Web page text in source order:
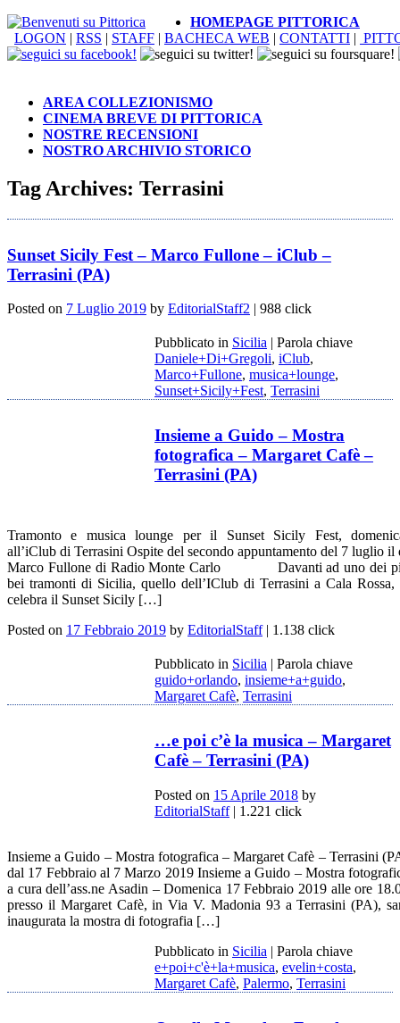
LOGON | RSS | STAFF | BACHECA WEB | CONTATTI |
HOMEPAGE PITTORICA
AREA COLLEZIONISMO
CINEMA BREVE DI PITTORICA
NOSTRE RECENSIONI
NOSTRO ARCHIVIO STORICO
Tag Archives: Terrasini
Sunset Sicily Fest – Marco Fullone – iClub –
Terrasini (PA)
Posted on 7 Luglio 2019 by EditorialStaff2 | 988 click
Tramonto e musica lounge per il Sunset Sicily Fest,
all’iClub di Terrasini Ospite del secondo appuntamento del 7 luglio il
Marco Fullone di Radio Monte Carlo Davanti ad uno dei
bei tramonti di Sicilia, quello dell’IClub di Terrasini a Cala Rossa,
celebra il Sunset Sicily […]
Pubblicato in Sicilia | Parola chiave
Daniele+Di+Gregoli, iClub,
Marco+Fullone, musica+lounge,
Sunset+Sicily+Fest, Terrasini
Insieme a Guido – Mostra
fotografica – Margaret Cafè –
Terrasini (PA)
Posted on 17 Febbraio 2019 by EditorialStaff| 1.138 click
Insieme a Guido – Mostra fotografica – Margaret Cafè – Terrasini
dal 17 Febbraio al 7 Marzo 2019 Insieme a Guido – Mostra
a cura dell’ass.ne Asadin – Domenica 17 Febbraio 2019 alle ore
presso il Margaret Cafè, in Via V. Madonia 93 a Terrasini (PA),
inaugurata la mostra di fotografia […]
Pubblicato in Sicilia | Parola chiave
guido+orlando, insieme+a+guido,
Margaret Cafè, Terrasini
…e poi c’è la musica – Margaret
Cafè – Terrasini (PA)
Posted on 15 Aprile 2018 by
EditorialStaff| 1.221 click
Pubblicato in Sicilia | Parola chiave
e+poi+c'è+la+musica, evelin+costa,
Margaret Cafè, Palermo, Terrasini